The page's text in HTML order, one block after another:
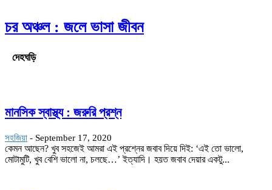
চর অঞ্চল : জলে ভাসা জীবন
দেহঘড়ি
মানসিক স্বাস্থ্য : জরুরি প্রশ্ন
সহজিয়া - September 17, 2020
কেমন আছেন? খুব সহজেই আমরা এই প্রশ্নের জবাব দিয়ে দিই: ‘এই তো ভালো,
মোটামুটি, খুব বেশি ভালো না, চলছে…’ ইত্যাদি। হয়ত জবাব দেয়ার একটু...